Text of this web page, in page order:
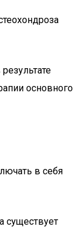
основного
в себя
существует